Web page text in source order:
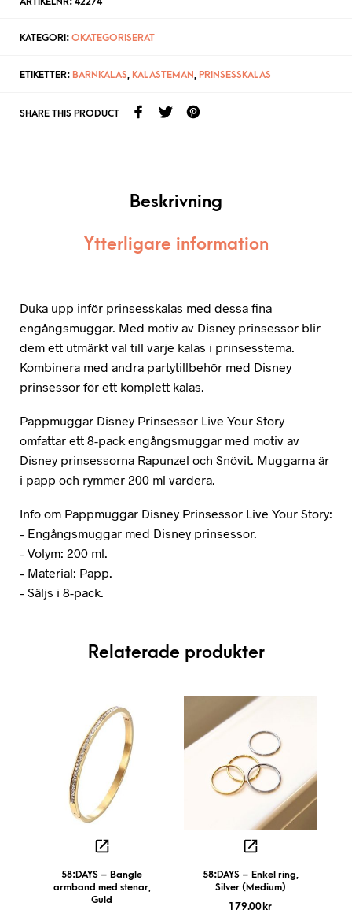
KATEGORI: OKATEGORISERAT
ETIKETTER: BARNKALAS, KALASTEMAN, PRINSESSKALAS
SHARE THIS PRODUCT
Beskrivning
Ytterligare information
Duka upp inför prinsesskalas med dessa fina
engångsmuggar. Med motiv av Disney prinsessor blir
dem ett utmärkt val till varje kalas i prinsesstema.
Kombinera med andra partytillbehör med Disney
prinsessor för ett komplett kalas.
Pappmuggar Disney Prinsessor Live Your Story
omfattar ett 8-pack engångsmuggar med motiv av
Disney prinsessorna Rapunzel och Snövit. Muggarna är
i papp och rymmer 200 ml vardera.
Info om Pappmuggar Disney Prinsessor Live Your Story:
– Engångsmuggar med Disney prinsessor.
– Volym: 200 ml.
– Material: Papp.
– Säljs i 8-pack.
Relaterade produkter
58:DAYS – Bangle
armband med stenar,
Guld
58:DAYS – Enkel ring,
Silver (Medium)
179,00 kr